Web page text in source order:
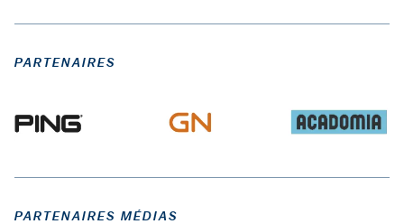
PARTENAIRES
PARTENAIRES MÉDIAS